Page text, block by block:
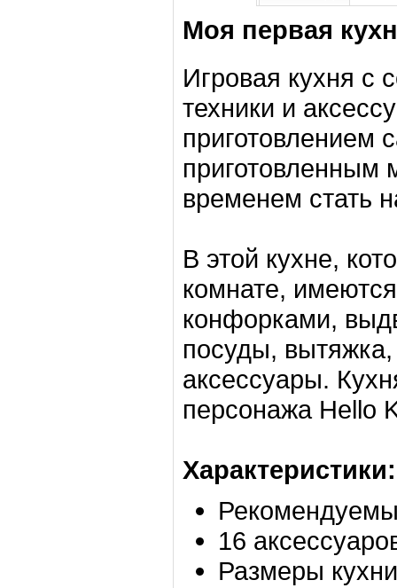
Моя первая
Игровая кухня с
техники и
приготовлением
приготовленным
временем стать
В этой кухне,
комнате,
конфорками,
посуды,
аксессуары.
персонажа Hello
Характеристики:
16
Размеры